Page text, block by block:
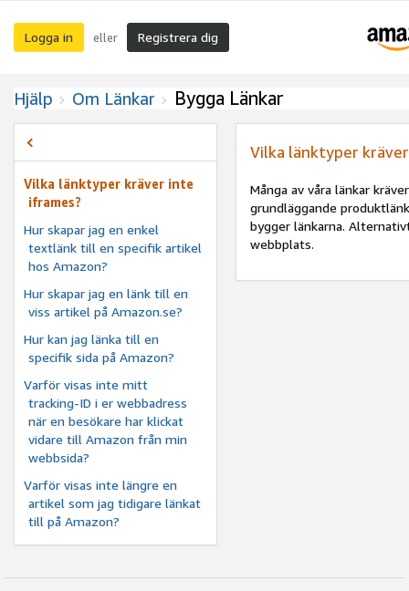
Logga in eller Registrera dig
Hjälp Om Länkar Bygga Länkar
Vilka länktyper kräver inte
iframes?
Hur skapar jag en enkel
textlänk till en specifik artikel
hos Amazon?
Hur skapar jag en länk till en
viss artikel på Amazon.se?
Hur kan jag länka till en
specifik sida på Amazon?
Varför visas inte mitt
tracking-ID i er webbadress
när en besökare har klickat
vidare till Amazon från min
webbsida?
Varför visas inte längre en
artikel som jag tidigare länkat
till på Amazon?
Vilka länktyper
Många av våra länkar
grundläggande
bygger länkarna.
webbplats.